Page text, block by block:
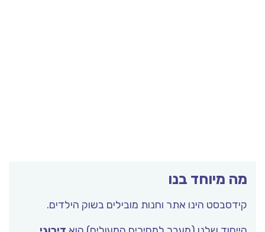
מה מיוחד בנו
קידסבסט הינו אתר וחנות מובילים בשוק הילדים.